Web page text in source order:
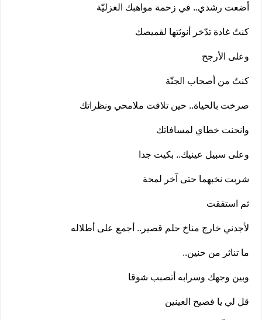
أضعت رشدي.. في زحمة مواهبك الغزليّة
كنتُ غادة تدّخر أنوثتها لقميصك
وعلى الأرجح
كنتُ من أصحاب الجنّة
صرخت بالحياة.. حين تلاقت ملامحي ونظراتك
وانحنت خطاي لمسافاتك
وعلى سبيل عينيك.. بكيت جدا
شربت نخبهما حتى آخر لمحة
ثم استفقت
لأجدني خارج مناخ حلم قصير.. أجمع على أطلاله
ما تناثر من حنين..
وبين وجهك وسرابه أتصبب شوقا
قل لي يا فصيح العينين